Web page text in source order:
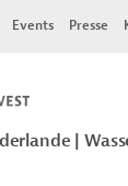
Events Presse